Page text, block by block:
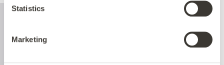
Statistics
Marketing